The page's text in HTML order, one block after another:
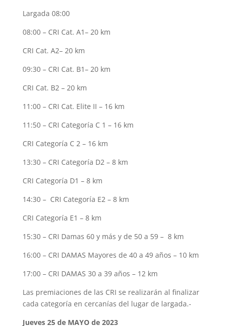
Largada 08:00
08:00 – CRI Cat. A1– 20 km
CRI Cat. A2– 20 km
09:30 – CRI Cat. B1– 20 km
CRI Cat. B2 – 20 km
11:00 – CRI Cat. Elite II – 16 km
11:50 – CRI Categoría C 1 – 16 km
CRI Categoría C 2 – 16 km
13:30 – CRI Categoría D2 – 8 km
CRI Categoría D1 – 8 km
14:30 – CRI Categoría E2 – 8 km
CRI Categoría E1 – 8 km
15:30 – CRI Damas 60 y más y de 50 a 59 – 8 km
16:00 – CRI DAMAS Mayores de 40 a 49 años – 10 km
17:00 – CRI DAMAS 30 a 39 años – 12 km
Las premiaciones de las CRI se realizarán al finalizar
cada categoría en cercanías del lugar de largada.-
Jueves 25 de MAYO de 2023